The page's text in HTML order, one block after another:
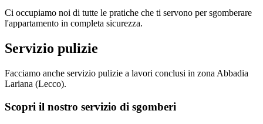
Ci occupiamo noi di tutte le pratiche che ti servono per sgomberare
l'appartamento in completa sicurezza.
Servizio pulizie
Facciamo anche servizio pulizie a lavori conclusi in zona Abbadia
Lariana (Lecco).
Scopri il nostro servizio di sgomberi